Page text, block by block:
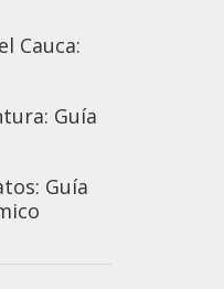
Cauca:
Guía
Guía